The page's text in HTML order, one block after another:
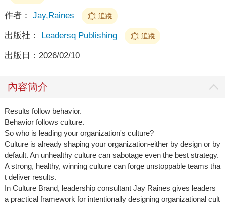
作者： Jay,Raines 追蹤
出版社： Leadersq Publishing 追蹤
出版日： 2026/02/10
內容簡介
Results follow behavior.
Behavior follows culture.
So who is leading your organization's culture?
Culture is already shaping your organization-either by design or by
default. An unhealthy culture can sabotage even the best strategy.
A strong, healthy, winning culture can forge unstoppable teams tha
t deliver results.
In Culture Brand, leadership consultant Jay Raines gives leaders
a practical framework for intentionally designing organizational cult